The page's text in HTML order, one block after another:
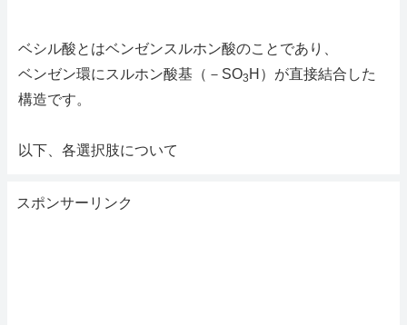
ベシル酸とはベンゼンスルホン酸のことであり、
ベンゼン環にスルホン酸基（－SO3 H）が直接結合した
構造です。
以下、各選択肢について
スポンサーリンク